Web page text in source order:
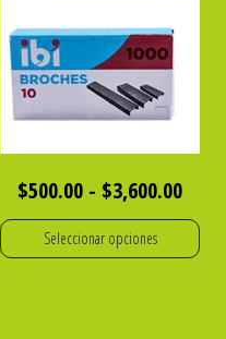
$500.00 - $3,600.00
de
Seleccionar opciones